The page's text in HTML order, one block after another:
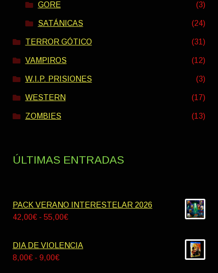
GORE (3)
SATÁNICAS (24)
TERROR GÓTICO (31)
VAMPIROS (12)
W.I.P. PRISIONES (3)
WESTERN (17)
ZOMBIES (13)
ÚLTIMAS ENTRADAS
PACK VERANO INTERESTELAR 2026
42,00€ - 55,00€Rango
precios:
DIA DE VIOLENCIA
8,00€ - 9,00€Rango